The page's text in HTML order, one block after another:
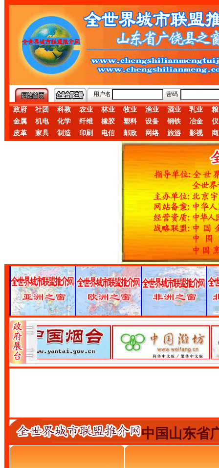
用户名 密码
政府 社团 科教 农业 林业 牧业 渔业 酒业 乳业
金属
机电 化学 纤维 橡胶 塑料 设备 钢铁 冶金
皮革
家具 制造 印刷 电信 邮政 网络 旅游 影视
中国山东省